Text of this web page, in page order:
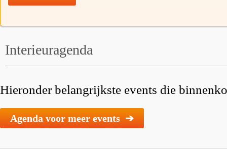
Interieuragenda
Hieronder belangrijkste events die
Agenda voor meer events ➔